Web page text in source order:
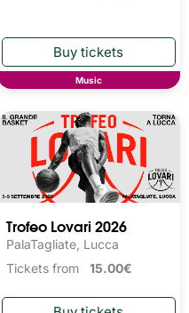
Music
Trofeo Lovari 2026
PalaTagliate, Lucca
Tickets from 15.00€